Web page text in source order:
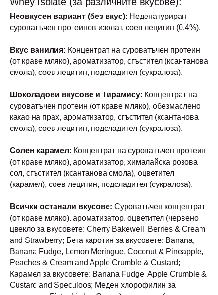
Неовкусен вариант (без вкус): Неденатуриран
суроватъчен протеинов изолат, соев лецитин (0.4%).
Вкус ванилия: Концентрат на суроватъчен протеин
(от краве мляко), ароматизатор, сгъстител (ксантанова
смола), соев лецитин, подсладител (сукралоза).
Шоколадови вкусове и Тирамису: Концентрат на
суроватъчен протеин (от краве мляко), обезмаслено
какао на прах, ароматизатор, сгъстител (ксантанова
смола), соев лецитин, подсладител (сукралоза).
Солен карамел: Концентрат на суроватъчен протеин
(от краве мляко), ароматизатор, хималайска розова
сол, сгъстител (ксантанова смола), оцветител
(карамел), соев лецитин, подсладител (сукралоза).
Всички останали вкусове: Суроватъчен концентрат
(от краве мляко), ароматизатор, оцветител (червено
цвекло за вкусовете: Cherry Bakewell, Berries & Cream
and Strawberry; Бета каротин за вкусовете: Banana,
Banana Fudge, Lemon Meringue, Coconut & Pineapple,
Peaches & Cream and Apple Crumble & Custard;
Карамел за вкусовете: Banana Fudge, Apple Crumble &
Custard and Speculoos; Меден хлорофилин за